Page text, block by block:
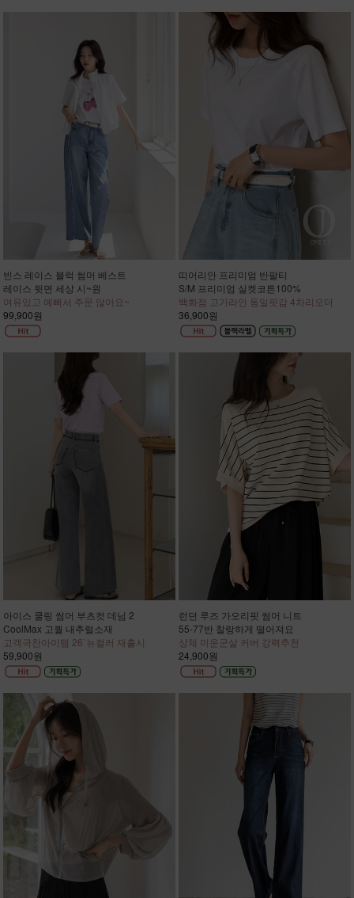
빈스 레이스 블럭 썸머 베스트
레이스 뒷면 세상 시~원
여유있고 예뻐서 주문 많아요~
99,900원
띠어리안 프리미엄 반팔티
S/M 프리미엄 실켓코튼100%
백화점 고가라인 동일핏감 4차리오더
36,900원
아이스 쿨링 썸머 부츠컷 데님 2
CoolMax 고퀄 내추럴소재
고객극찬아이템 26`뉴컬러 재출시
59,900원
런던 루즈 가오리핏 썸머 니트
55-77반 찰랑하게 떨어져요
상체 미운군살 커버 강력추천
24,900원